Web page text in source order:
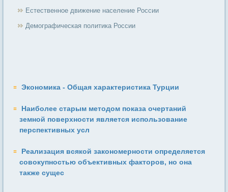
Естественное движение население России
Демографическая политика России
Экономика - Общая характеристика Турции
Наиболее старым методом показа очертаний
земной поверхности является использование
перспективных усл
Реализация всякой закономерности определяется
совокупностью объективных факторов, но она
также сущес